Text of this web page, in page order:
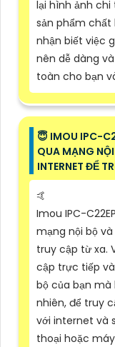
lại hình ảnh
sản phẩm chất
nhận biết việc
nên dễ dàng
toàn cho bạn
😇 IMOU IPC-
QUA MẠNG
INTERNET ĐỂ
🤙
Imou IPC-
mạng nội bộ
truy cập từ xa.
cập trực tiếp
bộ của bạn mà
nhiên, để truy
với internet và
thoại hoặc